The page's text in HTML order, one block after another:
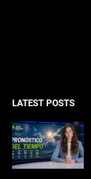
LATEST POSTS